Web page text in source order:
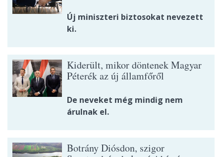
Új miniszteri biztosokat nevezett
ki.
Kiderült, mikor döntenek Magyar
Péterék az új államfőről
De neveket még mindig nem
árulnak el.
Botrány Diósdon, szigor